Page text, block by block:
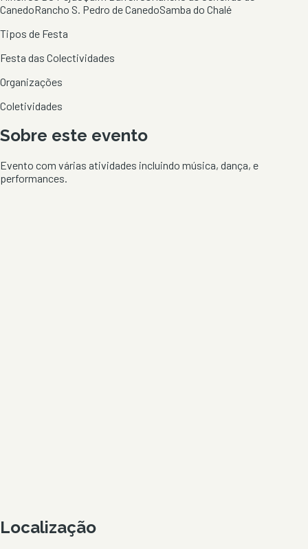
CanedoRancho S. Pedro de CanedoSamba do Chalé
Tipos de Festa
Festa das Colectividades
Organizações
Coletividades
Sobre este evento
Evento com várias atividades incluindo música, dança, e
performances.
Localização